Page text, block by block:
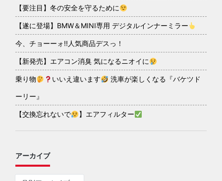
【要注目】冬の安全を守るために
【遂に登場】BMW＆MINI専用 デジタルインナーミラー
今、チョーーォ!!人気商品デスっ！
【新発売】エアコン消臭 気になるニオイに
乗り物 いいえ違います 洗車が楽しくなる『バケツド
ーリー』
【交換忘れないで 】エアフィルター
アーカイブ